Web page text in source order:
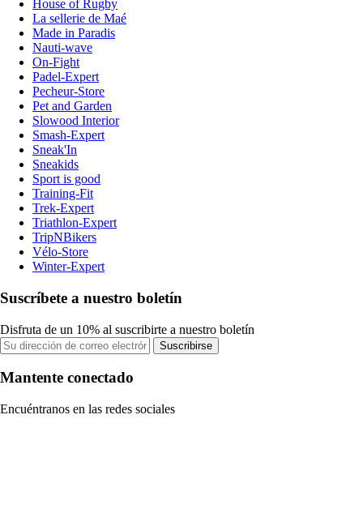
House of Rugby
La sellerie de Maé
Made in Paradis
Nauti-wave
On-Fight
Padel-Expert
Pecheur-Store
Pet and Garden
Slowood Interior
Smash-Expert
Sneak'In
Sneakids
Sport is good
Training-Fit
Trek-Expert
Triathlon-Expert
TripNBikers
Vélo-Store
Winter-Expert
Suscríbete a nuestro boletín
Disfruta de un 10% al suscribirte a nuestro boletín
Suscribirse
Mantente conectado
Encuéntranos en las redes sociales